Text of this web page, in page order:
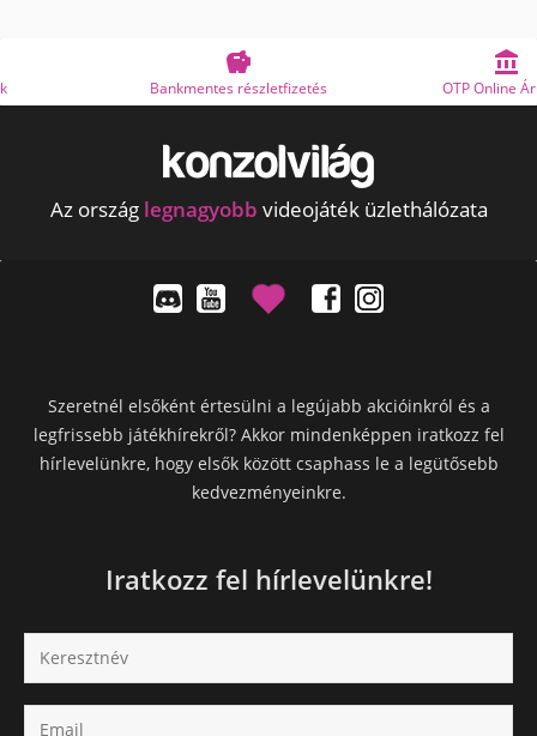
Bankmentes részletfizetés OTP Online Áruhitel
Az ország legnagyobb videojáték üzlethálózata
Szeretnél elsőként értesülni a legújabb akcióinkról és a
legfrissebb játékhírekről? Akkor mindenképpen iratkozz fel
hírlevelünkre, hogy elsők között csaphass le a legütősebb
kedvezményeinkre.
Iratkozz fel hírlevelünkre!